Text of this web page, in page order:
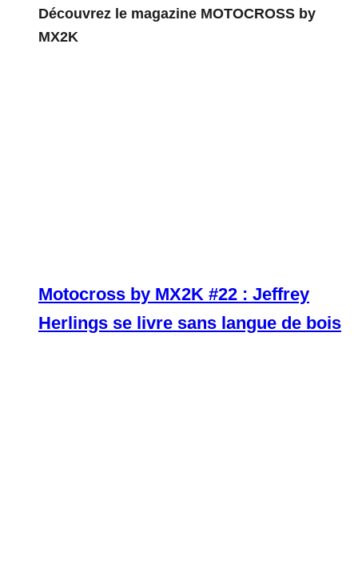
Découvrez le magazine MOTOCROSS by
MX2K
Motocross by MX2K #22 : Jeffrey
Herlings se livre sans langue de bois